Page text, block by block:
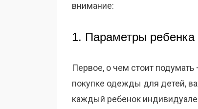
внимание:
1. Параметры ребенка
Первое, о чем стоит
покупке одежды для детей,
каждый ребенок